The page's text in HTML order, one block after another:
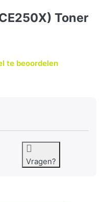
Toner
te beoordelen
Vragen?